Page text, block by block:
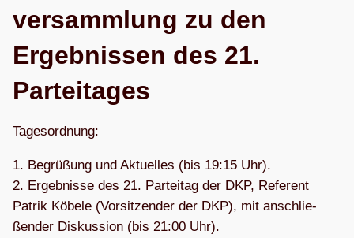
ver­samm­lung zu den
Ergeb­nis­sen des 21.
Parteitages
Tages­ord­nung:
1. Begrü­ßung und Aktu­el­les (bis 19:15 Uhr).
2. Ergeb­nisse des 21. Par­tei­tag der DKP, Refe­rent
Patrik Köbele (Vor­sit­zen­der der DKP), mit anschlie­
ßen­der Dis­kus­sion (bis 21:00 Uhr).